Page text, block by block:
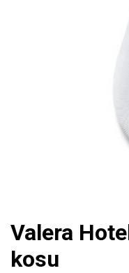
Valera
kosu